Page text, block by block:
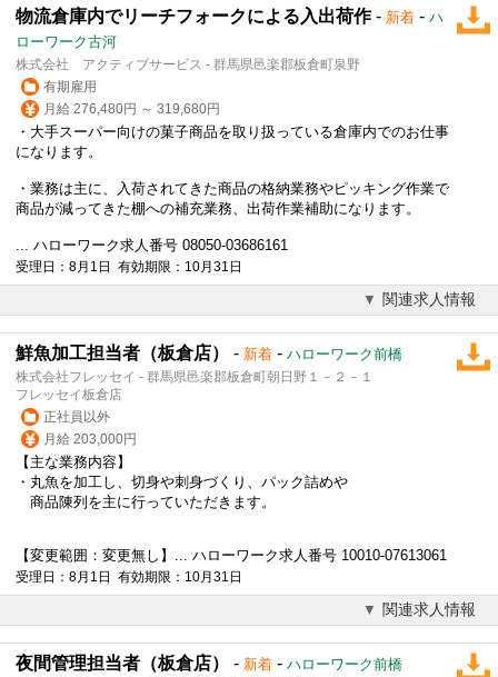
物流倉庫内でリーチフォークによる入出荷作- 新着 - ハ
ローワーク古河
株式会社 アクティブサービス - 群馬県邑楽郡板倉町泉野
有期雇用
月給 276,480円 ～ 319,680円
・大手スーパー向けの菓子商品を取り扱っている倉庫内でのお仕事
になります。
・業務は主に、入荷されてきた商品の格納業務やピッキング作業で
商品が減ってきた棚への補充業務、出荷作業補助になります。
... ハローワーク求人番号 08050-03686161
受理日：8月1日 有効期限：10月31日
関連求人情報
鮮魚加工担当者（板倉店） - 新着 - ハローワーク前橋
株式会社フレッセイ - 群馬県邑楽郡板倉町朝日野１－２－１
フレッセイ板倉店
正社員以外
月給 203,000円
【主な業務内容】
・丸魚を加工し、切身や刺身づくり、パック詰めや
商品陳列を主に行っていただきます。
【変更範囲：変更無し】... ハローワーク求人番号 10010-07613061
受理日：8月1日 有効期限：10月31日
関連求人情報
夜間管理担当者（板倉店） - 新着 - ハローワーク前橋